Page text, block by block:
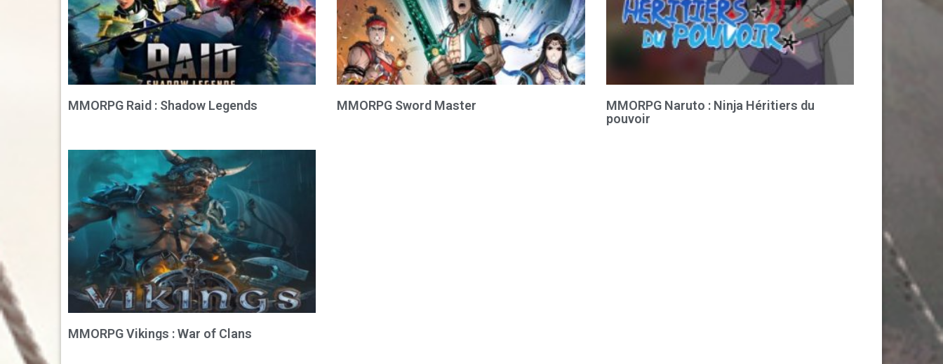
MMORPG Raid : Shadow Legends MMORPG Sword Master
MMORPG Naruto : Ninja Héritiers du
pouvoir
MMORPG Vikings : War of Clans